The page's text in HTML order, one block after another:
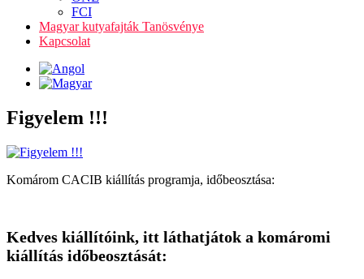
FCI
Magyar kutyafajták Tanösvénye
Kapcsolat
Figyelem !!!
Komárom CACIB kiállítás programja, időbeosztása:
Kedves kiállítóink, itt láthatjátok a komáromi
kiállítás időbeosztását: